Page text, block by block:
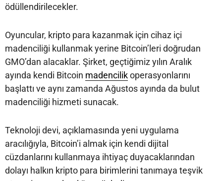
ödüllendirilecekler.
Oyuncular, kripto para kazanmak için cihaz içi
madenciliği kullanmak yerine Bitcoin’leri doğrudan
GMO’dan alacaklar. Şirket, geçtiğimiz yılın Aralık
ayında kendi Bitcoin madencilikoperasyonlarını
başlattı ve aynı zamanda Ağustos ayında da bulut
madenciliği hizmeti sunacak.
Teknoloji devi, açıklamasında yeni uygulama
aracılığıyla, Bitcoin’i almak için kendi dijital
cüzdanlarını kullanmaya ihtiyaç duyacaklarından
dolayı halkın kripto para birimlerini tanımaya teşvik